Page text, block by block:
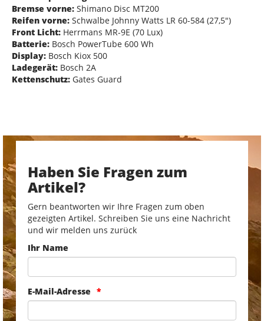
Bremse vorne: Shimano Disc MT200
Reifen vorne: Schwalbe Johnny Watts LR 60-584 (27,5")
Front Licht: Herrmans MR-9E (70 Lux)
Batterie: Bosch PowerTube 600 Wh
Display: Bosch Kiox 500
Ladegerät: Bosch 2A
Kettenschutz: Gates Guard
Haben Sie Fragen zum
Artikel?
Gern beantworten wir Ihre Fragen zum oben
gezeigten Artikel. Schreiben Sie uns eine Nachricht
und wir melden uns zurück
Ihr Name
E-Mail-Adresse